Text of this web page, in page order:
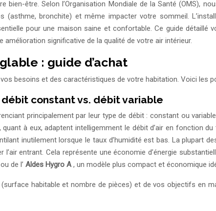
être. Selon l’Organisation Mondiale de la Santé (OMS),
bronchite) et même impacter votre sommeil.
pour une maison saine et confortable. Ce guide détaillé
significative de la qualité de votre air intérieur.
: guide d’achat
besoins et des caractéristiques de votre habitation. Voici les
constant vs. débit variable
principalement par leur type de débit : constant ou
, quant à eux, adaptent intelligemment le débit d’air en fonction
inutilement lorsque le taux d’humidité est bas. La plupart
entrant. Cela représente une économie d’énergie
de l’ Aldes Hygro A, un modèle plus compact et économique
habitable et nombre de pièces) et de vos objectifs en